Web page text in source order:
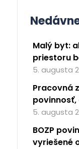
Malý byt:
priestoru
5. augusta
Pracovná
povinnosť,
5. augusta
BOZP
vyriešené